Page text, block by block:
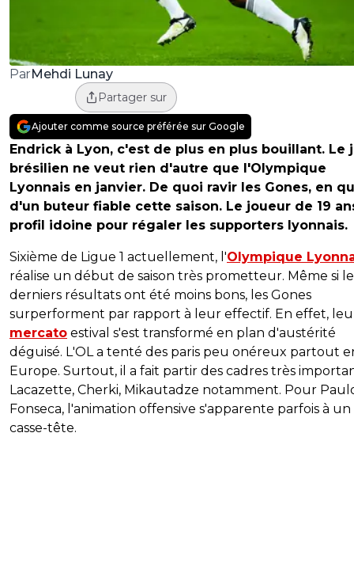
ParMehdi Lunay
Partager sur
Ajouter comme source préférée sur Google
Endrick à Lyon, c'est de plus en plus bouillant. Le
brésilien ne veut rien d'autre que l'Olympique
Lyonnais en janvier. De quoi ravir les Gones, en
d'un buteur fiable cette saison. Le joueur de 19
profil idoine pour régaler les supporters lyonnais.
Sixième de Ligue 1 actuellement, l'Olympique
réalise un début de saison très prometteur. Même si
derniers résultats ont été moins bons, les Gones
surperforment par rapport à leur effectif. En effet,
mercato estival s'est transformé en plan d'austérité
déguisé. L'OL a tenté des paris peu onéreux partout
Europe. Surtout, il a fait partir des cadres très
Lacazette, Cherki, Mikautadze notamment. Pour
Fonseca, l'animation offensive s'apparente parfois à un
casse-tête.